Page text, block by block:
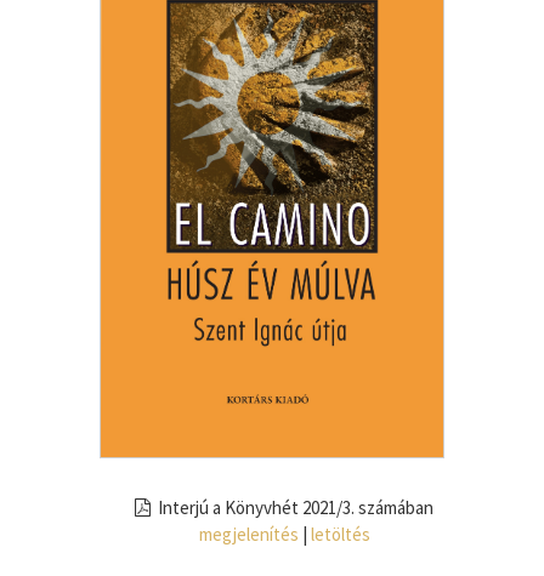
Interjú a Könyvhét 2021/3. számában
megjelenítés | letöltés